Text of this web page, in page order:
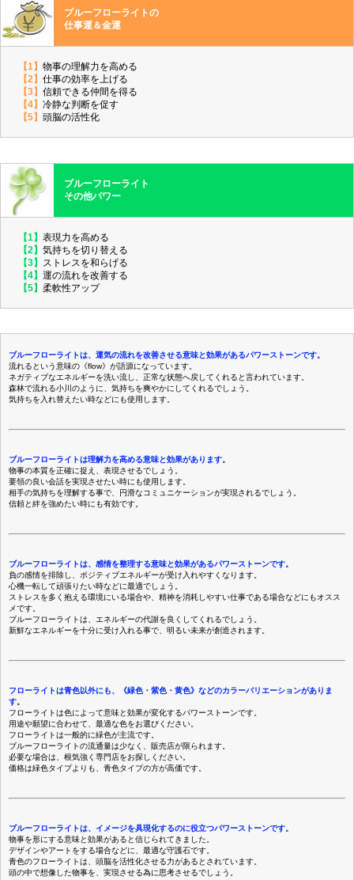
ブルーフローライトの
仕事運＆金運
【1】物事の理解力を高める
【2】仕事の効率を上げる
【3】信頼できる仲間を得る
【4】冷静な判断を促す
【5】頭脳の活性化
ブルーフローライト
その他パワー
【1】表現力を高める
【2】気持ちを切り替える
【3】
ストレスを和らげる
【4】運の流れを改善する
【5】柔軟性アップ
ブルーフローライトは、運気の流れを改善させる意味と効果があるパワーストーンです。
流れるという意味の《flow》が語源になっています。
ネガティブなエネルギーを洗い流し、正常な状態へ戻してくれると言われています。
森林で流れる小川のように、気持ちを爽やかにしてくれるでしょう。
気持ちを入れ替えたい時などにも使用します。
ブルーフローライトは理解力を高める意味と効果があります。
物事の本質を正確に捉え、表現させるでしょう。
要領の良い会話を実現させたい時にも使用します。
相手の気持ちを理解する事で、円滑なコミュニケーションが実現されるでしょう。
信頼と絆を強めたい時にも有効です。
ブルーフローライトは、感情を整理する意味と効果があるパワーストーンです。
負の感情を排除し、ポジティブエネルギーが受け入れやすくなります。
心機一転して頑張りたい時などに最適でしょう。
ストレスを多く抱える環境にいる場合や、精神を消耗しやすい仕事である場合などにもオスス
メです。
ブルーフローライトは、エネルギーの代謝を良くしてくれるでしょう。
新鮮なエネルギーを十分に受け入れる事で、明るい未来が創造されます。
フローライトは青色以外にも、《緑色・紫色・黄色》などのカラーバリエーションがありま
す。
フローライトは色によって意味と効果が変化するパワーストーンです。
用途や願望に合わせて、最適な色をお選びください。
フローライトは一般的に緑色が主流です。
ブルーフローライトの流通量は少なく、販売店が限られます。
必要な場合は、根気強く専門店をお探しください。
価格は緑色タイプよりも、青色タイプの方が高価です。
ブルーフローライトは、イメージを具現化するのに役立つパワーストーンです。
物事を形にする意味と効果があると信じられてきました。
デザインやアートをする場合などに、最適な守護石です。
青色のフローライトは、頭脳を活性化させる力があるとされています。
頭の中で想像した物事を、実現させる為に思考させるでしょう。